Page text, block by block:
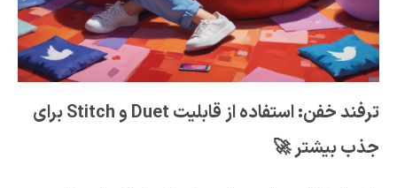
ترفند خفن: استفاده از قابلیت Duet و Stitch برای
جذب بیشتر 🚀